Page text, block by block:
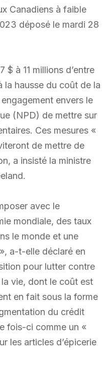
Canadiens à faible
déposé le mardi 28
$ à 11 millions d’entre
la hausse du coût de la
envers le
(NPD) de mettre sur
Ces mesures «
de mettre de
a insisté la ministre
avec le
mondiale, des taux
le monde et une
a-t-elle déclaré en
pour lutter contre
vie, dont le coût est
en fait sous la forme
du crédit
fois-ci comme un «
les articles d’épicerie